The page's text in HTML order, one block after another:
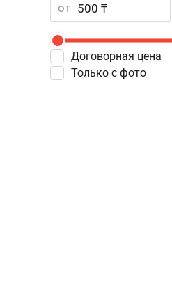
от
Договорная цена
Только с фото